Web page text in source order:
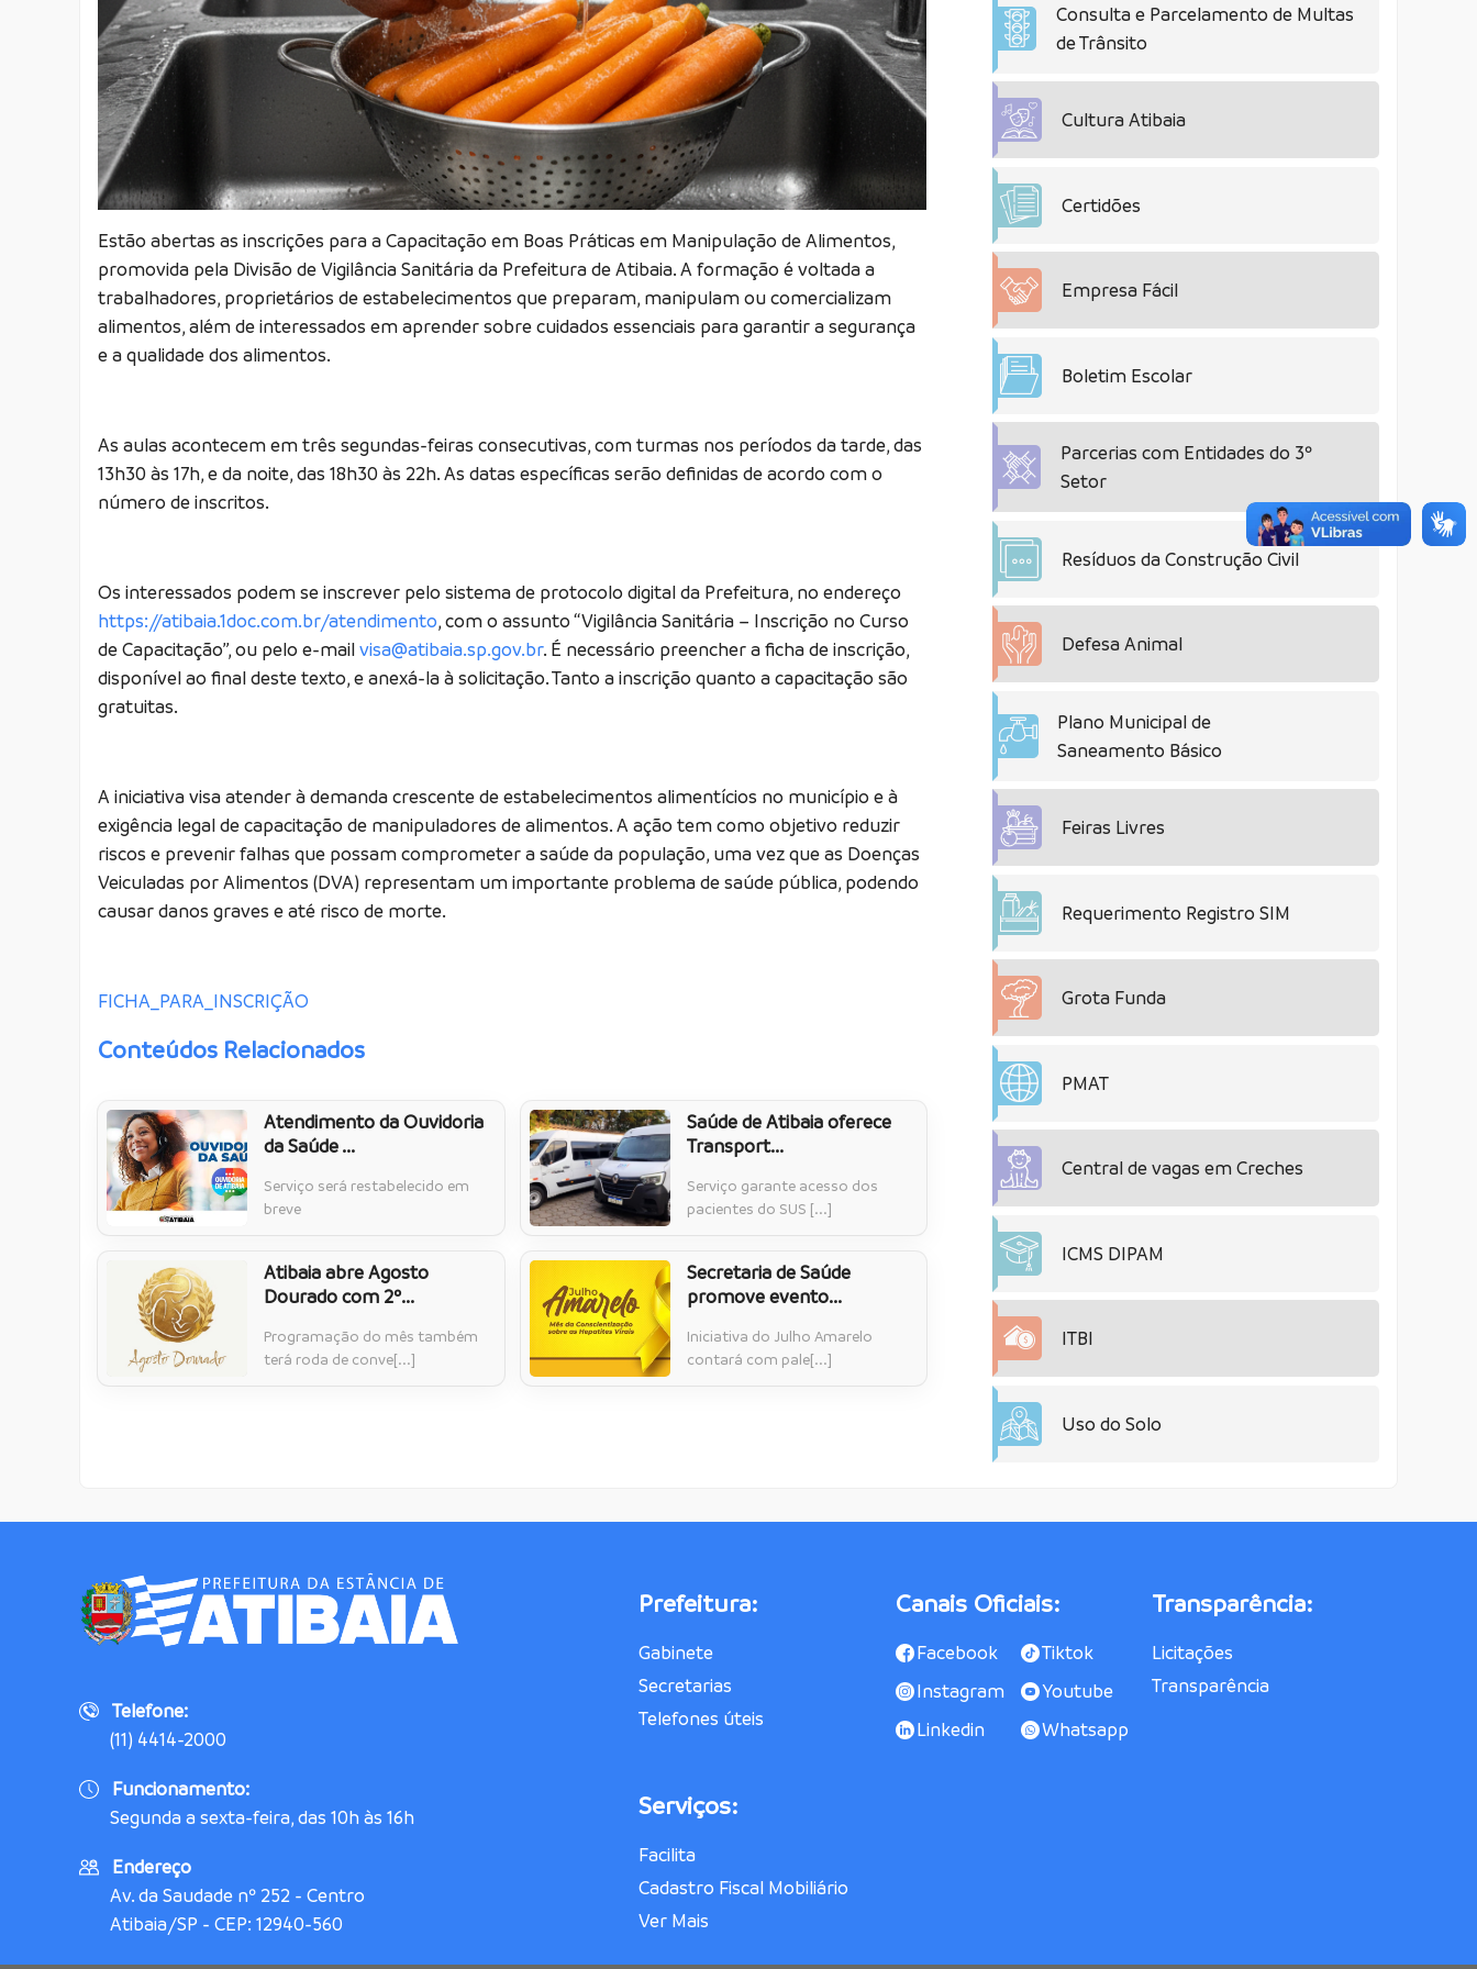
Estão abertas as inscrições para a Capacitação em Boas Práticas em Manipulação de Alimentos,
promovida pela Divisão de Vigilância Sanitária da Prefeitura de Atibaia. A formação é voltada a
trabalhadores, proprietários de estabelecimentos que preparam, manipulam ou comercializam
alimentos, além de interessados em aprender sobre cuidados essenciais para garantir a segurança
e a qualidade dos alimentos.
As aulas acontecem em três segundas-feiras consecutivas, com turmas nos períodos da tarde, das
13h30 às 17h, e da noite, das 18h30 às 22h. As datas específicas serão definidas de acordo com o
número de inscritos.
Os interessados podem se inscrever pelo sistema de protocolo digital da Prefeitura, no endereço
https://atibaia.1doc.com.br/atendimento, com o assunto “Vigilância Sanitária – Inscrição no Curso
de Capacitação”, ou pelo e-mailvisa@atibaia.sp.gov.br. É necessário preencher a ficha de inscrição,
disponível ao final deste texto, e anexá-la à solicitação. Tanto a inscrição quanto a capacitação são
gratuitas.
A iniciativa visa atender à demanda crescente de estabelecimentos alimentícios no município e à
exigência legal de capacitação de manipuladores de alimentos. A ação tem como objetivo reduzir
riscos e prevenir falhas que possam comprometer a saúde da população, uma vez que as Doenças
Veiculadas por Alimentos (DVA) representam um importante problema de saúde pública, podendo
causar danos graves e até risco de morte.
FICHA_PARA_INSCRIÇÃO
Conteúdos Relacionados
Atendimento da Ouvidoria
da Saúde ...
Serviço será restabelecido em
breve
Saúde de Atibaia oferece
Transport...
Serviço garante acesso dos
pacientes do SUS [...]
Atibaia abre Agosto
Dourado com 2º...
Programação do mês também
terá roda de conve[...]
Secretaria de Saúde
promove evento...
Iniciativa do Julho Amarelo
contará com pale[...]
Consulta e Parcelamento de Multas
de Trânsito
Cultura Atibaia
Certidões
Empresa Fácil
Boletim Escolar
Parcerias com Entidades do 3º
Setor
Resíduos da Construção Civil
Defesa Animal
Plano Municipal de
Saneamento Básico
Feiras Livres
Requerimento Registro SIM
Grota Funda
PMAT
Central de vagas em Creches
ICMS DIPAM
ITBI
Uso do Solo
Telefone:
(11) 4414-2000
Funcionamento:
Segunda a sexta-feira, das 10h às 16h
Endereço
Av. da Saudade nº 252 - Centro
Atibaia/SP - CEP: 12940-560
Prefeitura:
Gabinete
Secretarias
Telefones úteis
Canais Oficiais:
Facebook
Tiktok
Instagram
Youtube
Linkedin
Whatsapp
Transparência:
Licitações
Transparência
Serviços:
Facilita
Cadastro Fiscal Mobiliário
Ver Mais